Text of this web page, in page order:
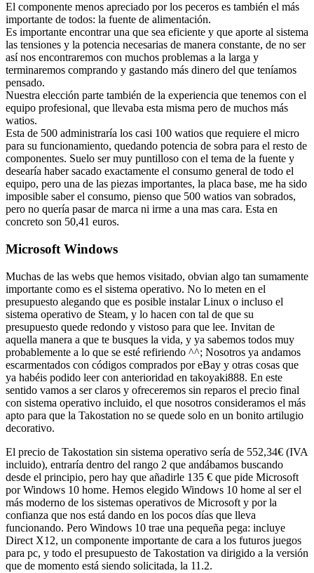
El componente menos apreciado por los peceros es también el más
importante de todos: la fuente de alimentación.
Es importante encontrar una que sea eficiente y que aporte al sistema
las tensiones y la potencia necesarias de manera constante, de no ser
así nos encontraremos con muchos problemas a la larga y
terminaremos comprando y gastando más dinero del que teníamos
pensado.
Nuestra elección parte también de la experiencia que tenemos con el
equipo profesional, que llevaba esta misma pero de muchos más
watios.
Esta de 500 administraría los casi 100 watios que requiere el micro
para su funcionamiento, quedando potencia de sobra para el resto de
componentes. Suelo ser muy puntilloso con el tema de la fuente y
desearía haber sacado exactamente el consumo general de todo el
equipo, pero una de las piezas importantes, la placa base, me ha sido
imposible saber el consumo, pienso que 500 watios van sobrados,
pero no quería pasar de marca ni irme a una mas cara. Esta en
concreto son 50,41 euros.
Microsoft Windows
Muchas de las webs que hemos visitado, obvian algo tan sumamente
importante como es el sistema operativo. No lo meten en el
presupuesto alegando que es posible instalar Linux o incluso el
sistema operativo de Steam, y lo hacen con tal de que su
presupuesto quede redondo y vistoso para que lee. Invitan de
aquella manera a que te busques la vida, y ya sabemos todos muy
probablemente a lo que se esté refiriendo ^^; Nosotros ya andamos
escarmentados con códigos comprados por eBay y otras cosas que
ya habéis podido leer con anterioridad en takoyaki888. En este
sentido vamos a ser claros y ofreceremos sin reparos el precio final
con sistema operativo incluido, el que nosotros consideramos el más
apto para que la Takostation no se quede solo en un bonito artilugio
decorativo.
El precio de Takostation sin sistema operativo sería de 552,34€ (IVA
incluido), entraría dentro del rango 2 que andábamos buscando
desde el principio, pero hay que añadirle 135 € que pide Microsoft
por Windows 10 home. Hemos elegido Windows 10 home al ser el
más moderno de los sistemas operativos de Microsoft y por la
confianza que nos está dando en los pocos días que lleva
funcionando. Pero Windows 10 trae una pequeña pega: incluye
Direct X12, un componente importante de cara a los futuros juegos
para pc, y todo el presupuesto de Takostation va dirigido a la versión
que de momento está siendo solicitada, la 11.2.